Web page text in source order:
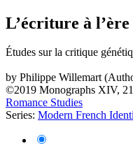
L’écriture à
Études sur la critique
by Philippe Willemart
©2019 Monographs XIV,
Romance Studies
Series: Modern French